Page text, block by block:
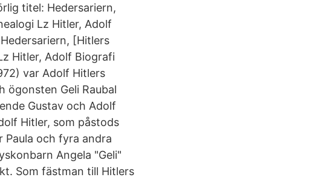
titel: Hedersariern,
Lz Hitler, Adolf
[Hitlers
Hitler, Adolf Biografi
var Adolf Hitlers
Geli Raubal
Gustav och Adolf
Hitler, som påstods
och fyra andra
Angela "Geli"
Som fästman till Hitlers